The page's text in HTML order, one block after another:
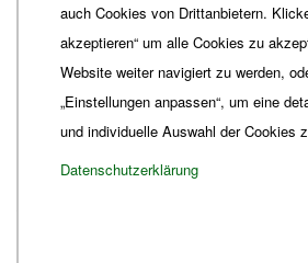
Papst Benedikt hat uns zum
Steilvorlage gegeben: seine Enzyklika
denkt dort über den engen
Pastoraltages und des Caritastages
auch Cookies von Drittanbietern.
akzeptieren“ um alle Cookies zu
Website weiter navigiert zu werden,
„Einstellungen anpassen“, um eine
und individuelle Auswahl der Cookies
Datenschutzerklärung